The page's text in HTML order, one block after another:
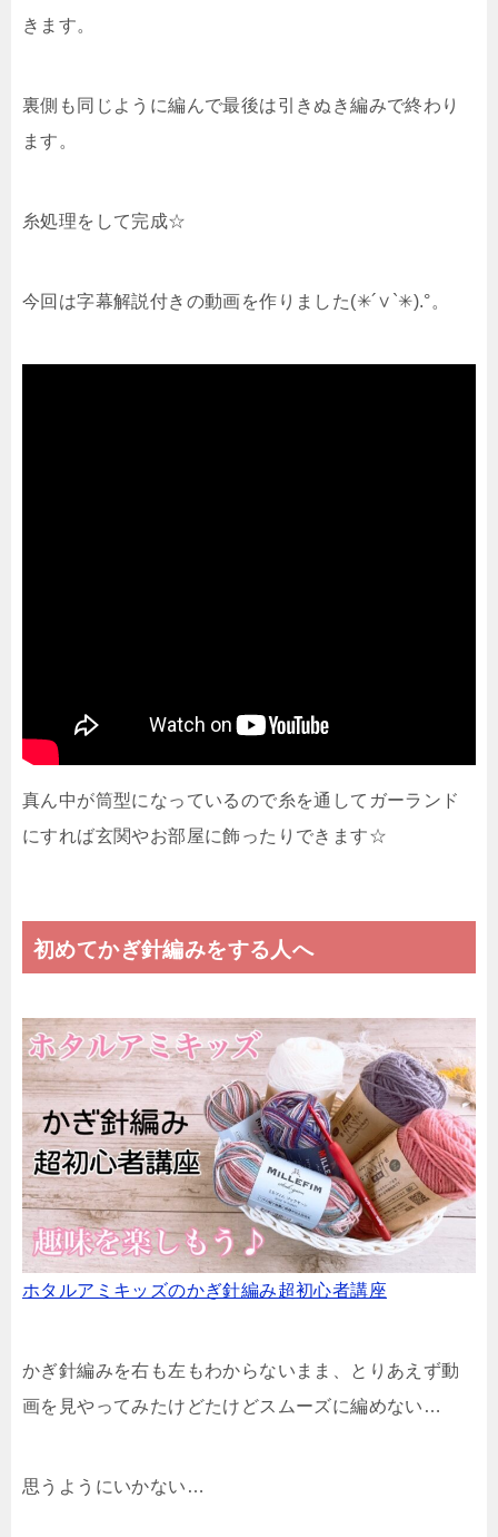
きます。
裏側も同じように編んで最後は引きぬき編みで終わり
ます。
糸処理をして完成☆
今回は字幕解説付きの動画を作りました(✳︎´∨︎`✳︎).°。
真ん中が筒型になっているので糸を通してガーランド
にすれば玄関やお部屋に飾ったりできます☆
初めてかぎ針編みをする人へ
ホタルアミキッズのかぎ針編み超初心者講座
かぎ針編みを右も左もわからないまま、とりあえず動
画を見やってみたけどたけどスムーズに編めない…
思うようにいかない…